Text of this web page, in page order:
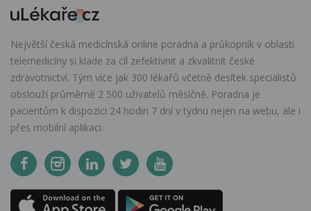
Největší česká medicínská online poradna a průkopník v oblasti
telemedicíny si klade za cíl zefektivnit a zkvalitnit české
zdravotnictví. Tým více jak 300 lékařů včetně desítek specialistů
obslouží průměrně 2 500 uživatelů měsíčně. Poradna je
pacientům k dispozici 24 hodin 7 dní v týdnu nejen na webu, ale i
přes mobilní aplikaci.